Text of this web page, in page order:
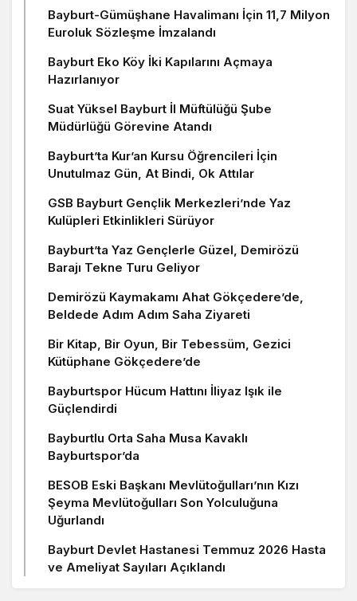
Bayburt-Gümüşhane Havalimanı İçin 11,7 Milyon
Euroluk Sözleşme İmzalandı
Bayburt Eko Köy İki Kapılarını Açmaya
Hazırlanıyor
Suat Yüksel Bayburt İl Müftülüğü Şube
Müdürlüğü Görevine Atandı
Bayburt’ta Kur’an Kursu Öğrencileri İçin
Unutulmaz Gün, At Bindi, Ok Attılar
GSB Bayburt Gençlik Merkezleri’nde Yaz
Kulüpleri Etkinlikleri Sürüyor
Bayburt’ta Yaz Gençlerle Güzel, Demirözü
Barajı Tekne Turu Geliyor
Demirözü Kaymakamı Ahat Gökçedere’de,
Beldede Adım Adım Saha Ziyareti
Bir Kitap, Bir Oyun, Bir Tebessüm, Gezici
Kütüphane Gökçedere’de
Bayburtspor Hücum Hattını İliyaz Işık ile
Güçlendirdi
Bayburtlu Orta Saha Musa Kavaklı
Bayburtspor’da
BESOB Eski Başkanı Mevlütoğulları’nın Kızı
Şeyma Mevlütoğulları Son Yolculuğuna
Uğurlandı
Bayburt Devlet Hastanesi Temmuz 2026 Hasta
ve Ameliyat Sayıları Açıklandı